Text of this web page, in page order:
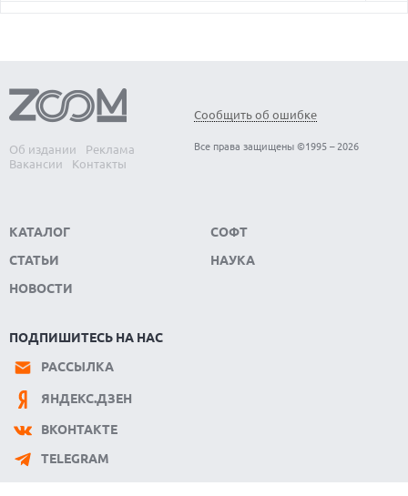
МЕСТОПОЛОЖЕНИЕ РЕКЛАМОДАТЕЛЯМ
05.08.2026
OPPO ПРЕДСТАВИЛ СМАРТФОН A7 PRO MAX С ОГРОМНОЙ
БАТАРЕЕЙ И НОВЫМ ПРОЦЕССОРОМ
Об издании
Реклама
Вакансии
Контакты
Сообщить об ошибке
Все права защищены ©1995 – 2026
КАТАЛОГ
СТАТЬИ
НОВОСТИ
СОФТ
НАУКА
ПОДПИШИТЕСЬ НА НАС
РАССЫЛКА
ЯНДЕКС.ДЗЕН
ВКОНТАКТЕ
TELEGRAM